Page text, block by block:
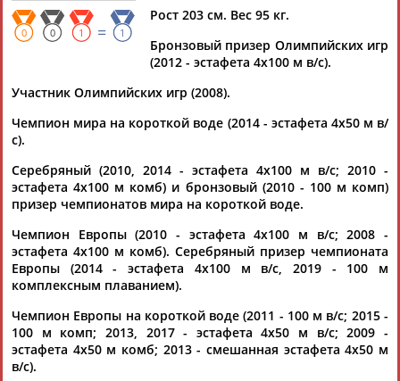
1 3 4 5 6 7
Сергей Фесиков: Российские пловцы пока не получили
подтверждения от Европейской федерации плавания о
допуске с национальными символами
...по плаванию Федерации водных видов спорта России
(ФВВСР)Сергей Фесиков. 5 февраля European Aquatics
сообщила, что... ...идам", - сказал
июля по 8 августа в Париже. ...
(Проект:Информационное агентство СТАДИОН )
22.04.2026
В финале Кубка России 11 пловцов выполнили норматив на
чемпионат Европы
...по плаванию Федерации водных видов спорта России
(ФВВСР)Сергей Фесиков. Ранее в Санкт-Петербурге
сказалФесиков. "С точки зрения основной команды мы не
видели...
(Проект:Информационное агентство СТАДИОН)
22.04.2026
0 0 1 = 1
Рост 203 см. Вес 95 кг.
Бронзовый призер Олимпийских игр
(2012 - эстафета 4х100 м в/с).
Участник Олимпийских игр (2008).
Чемпион мира на короткой воде (2014 - эстафета 4х50 м в/
с).
Серебряный (2010, 2014 - эстафета 4х100 м в/с; 2010 -
эстафета 4х100 м комб) и бронзовый (2010 - 100 м комп)
призер чемпионатов мира на короткой воде.
Чемпион Европы (2010 - эстафета 4х100 м в/с; 2008 -
эстафета 4х100 м комб). Серебряный призер чемпионата
Европы (2014 - эстафета 4х100 м в/с, 2019 - 100 м
комплексным плаванием).
Чемпион Европы на короткой воде (2011 - 100 м в/с; 2015 -
100 м комп; 2013, 2017 - эстафета 4х50 м в/с; 2009 -
эстафета 4х50 м комб; 2013 - смешанная эстафета 4х50 м
в/с).